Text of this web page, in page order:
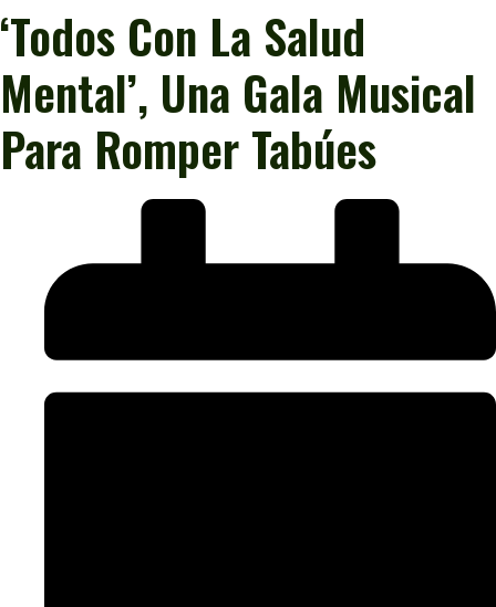
‘Todos Con La Salud
Mental’, Una Gala Musical
Para Romper Tabúes